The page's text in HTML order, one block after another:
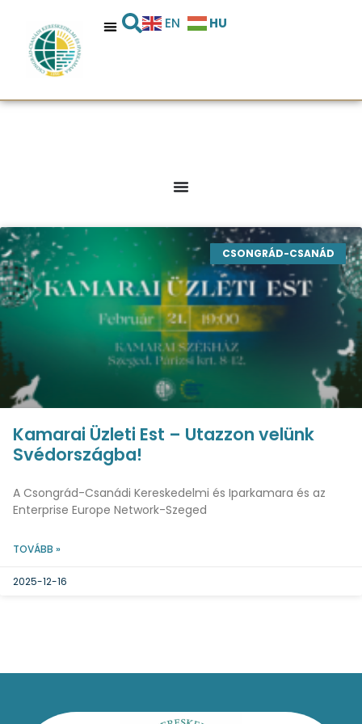
EN HU
CSONGRÁD-CSANÁD
Kamarai Üzleti Est – Utazzon velünk
Svédországba!
A Csongrád-Csanádi Kereskedelmi és Iparkamara és az
Enterprise Europe Network-Szeged
TOVÁBB »
2025-12-16